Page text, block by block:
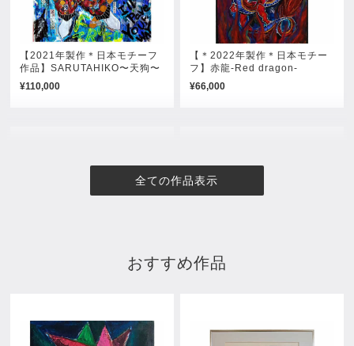
全ての作品表示
【2021年製作＊日本モチーフ
作品】SARUTAHIKO〜天狗〜
¥110,000
【＊2022年製作＊日本モチー
フ】赤龍-Red dragon-
¥66,000
売約済み 売約済み
おすすめ作品